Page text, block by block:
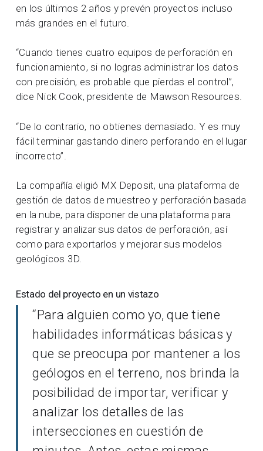
en los últimos 2 años y prevén proyectos incluso
más grandes en el futuro.
“Cuando tienes cuatro equipos de perforación en
funcionamiento, si no logras administrar los datos
con precisión, es probable que pierdas el control”,
dice Nick Cook, presidente de Mawson Resources.
“De lo contrario, no obtienes demasiado. Y es muy
fácil terminar gastando dinero perforando en el lugar
incorrecto”.
La compañía eligió MX Deposit, una plataforma de
gestión de datos de muestreo y perforación basada
en la nube, para disponer de una plataforma para
registrar y analizar sus datos de perforación, así
como para exportarlos y mejorar sus modelos
geológicos 3D.
Estado del proyecto en un vistazo
“Para alguien como yo, que tiene
habilidades informáticas básicas y
que se preocupa por mantener a los
geólogos en el terreno, nos brinda la
posibilidad de importar, verificar y
analizar los detalles de las
intersecciones en cuestión de